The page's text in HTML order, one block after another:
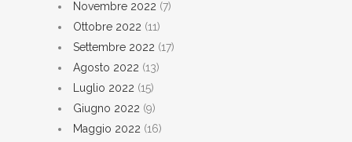
Novembre 2022 (7)
Ottobre 2022 (11)
Settembre 2022 (17)
Agosto 2022 (13)
Luglio 2022 (15)
Giugno 2022 (9)
Maggio 2022 (16)